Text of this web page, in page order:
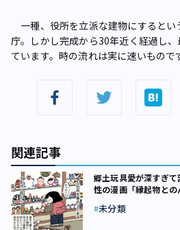
一種、役所を立派な建物にするとい
庁。しかし完成から30年近く経過し
ています。時の流れは実に速いもので
関連記事
郷土玩具愛が深すぎ
性の漫画「縁起物との
未分類